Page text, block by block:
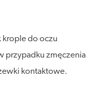
krople do oczu
przypadku zmęczenia
kontaktowe.